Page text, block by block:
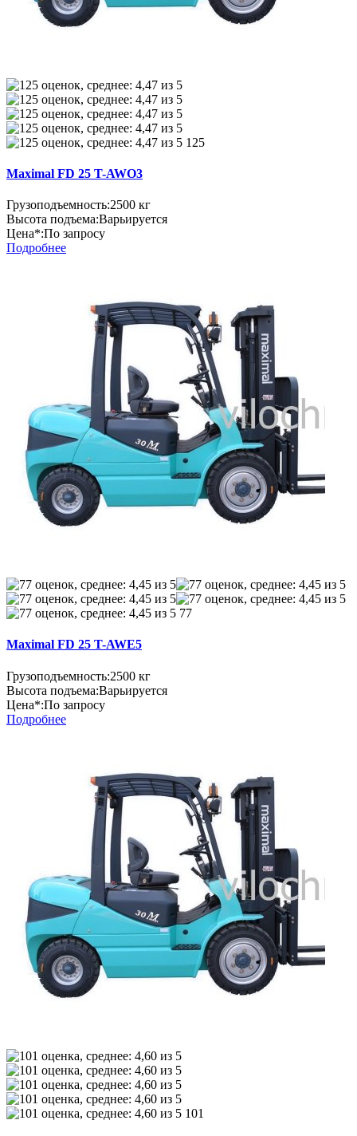
125
Maximal FD 25 T-AWO3
Грузоподъемность:2500 кг
Высота подъема:Варьируется
Цена*:По запросу
Подробнее
77
Maximal FD 25 T-AWE5
Грузоподъемность:2500 кг
Высота подъема:Варьируется
Цена*:По запросу
Подробнее
101